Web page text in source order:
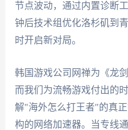
节点波动，通过内置诊断
钟后技术组优化洛杉矶到
时开启新对局。
韩国游戏公司网禅为《龙
而我们为流畅游戏付出的
解"海外怎么打王者"的真
构的网络加速器。当专线